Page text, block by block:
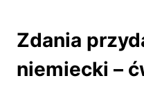
Zdania
niemiecki –